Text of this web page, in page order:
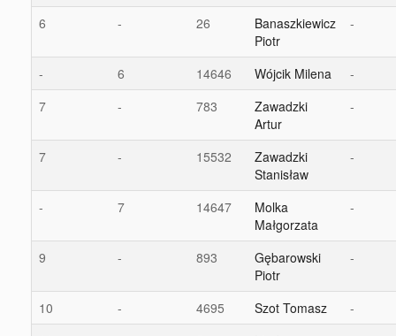
6 - 26
Banaszkiewicz
Piotr
-
- 6 14646 Wójcik Milena
-
7
- 783
Zawadzki
Artur
-
7 - 15532
Zawadzki
Stanisław
-
- 7 14647
Molka
Małgorzata
-
9 - 893
Gębarowski
Piotr
-
10 - 4695 Szot Tomasz
-